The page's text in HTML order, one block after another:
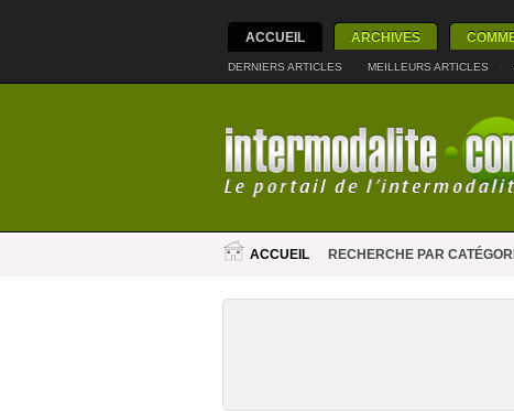
ACCUEIL ARCHIVES
DERNIERS ARTICLES | MEILLEURS ARTICLES |
ACCUEIL RECHERCHE PAR